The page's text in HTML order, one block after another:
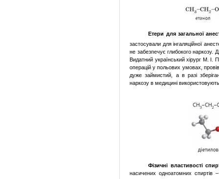
Етери для загальної
застосували для інгаляційної
не забезпечує глибокого наркозу.
Видатний український хірург М. І.
операцій у польових умовах,
дуже займистий, а в разі
наркозу в медицині
Фізичні властивості
насичених одноатомних спиртів